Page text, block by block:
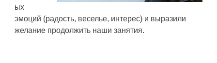
ых
эмоций (радость, веселье, интерес) и выразили
желание продолжить наши занятия.